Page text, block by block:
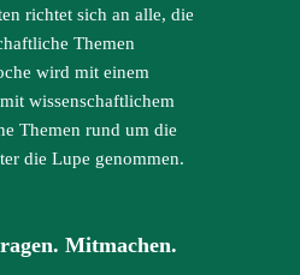
richtet sich an alle, die
Themen
wird mit einem
wissenschaftlichem
Themen rund um die
die Lupe genommen.
Mitmachen.